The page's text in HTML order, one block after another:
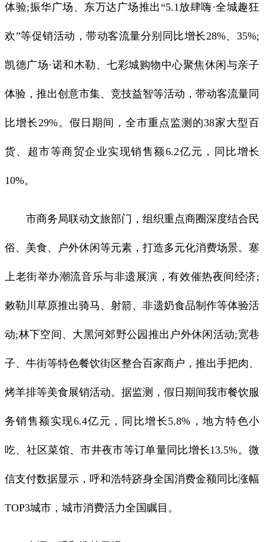
体验;振华广场、东万达广场推出“5.1放肆嗨·全城趣狂
欢”等促销活动，带动客流量分别同比增长28%、35%;
凯德广场·诺和木勒、七彩城购物中心聚焦休闲与亲子
体验，推出创意市集、竞技益智等活动，带动客流量同
比增长29%。假日期间，全市重点监测的38家大型百
货、超市等商贸企业实现销售额6.2亿元，同比增长
10%。
市商务局联动文旅部门，组织重点商圈深度结合民
俗、美食、户外休闲等元素，打造多元化消费场景。塞
上老街举办潮流音乐与非遗展演，有效催热夜间经济;
敕勒川草原推出骑马、射箭、非遗奶食品制作等体验活
动;林下空间、大黑河郊野公园推出户外休闲活动;宽巷
子、牛街等特色餐饮街区整合百家商户，推出手把肉、
烤羊排等美食展销活动。据监测，假日期间我市餐饮服
务销售额实现6.4亿元，同比增长5.8%，地方特色小
吃、社区菜馆、市井夜市等订单量同比增长13.5%。微
信支付数据显示，呼和浩特跻身全国消费金额同比涨幅
TOP3城市，城市消费活力全国瞩目。